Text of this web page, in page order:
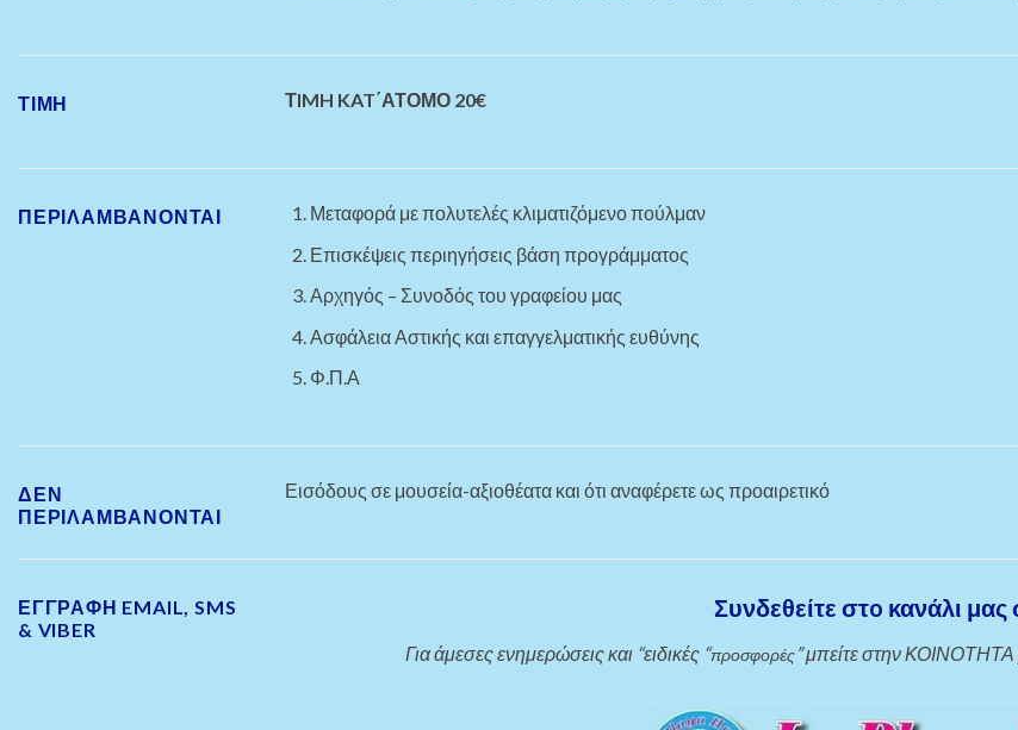
ΤΙΜΗ ΤIMH KAT΄ΑΤΟΜΟ 20€
ΠΕΡΙΛΑΜΒΑΝΟΝΤΑΙ
Μεταφορά με πολυτελές κλιματιζόμενο πούλμαν
Επισκέψεις περιηγήσεις βάση προγράμματος
Αρχηγός – Συνοδός του γραφείου μας
Ασφάλεια Αστικής και επαγγελματικής ευθύνης
Φ.Π.Α
ΔΕΝ
ΠΕΡΙΛΑΜΒΑΝΟΝΤΑΙ
Εισόδους σε μουσεία-αξιοθέατα και ότι αναφέρετε ως προαιρετικό
ΕΓΓΡΑΦΗ EMAIL, SMS
& VIBER
Συνδεθείτε στo κανάλι μας
Για άμεσες ενημερώσεις και “ειδικές “προσφορές” μπείτε στην